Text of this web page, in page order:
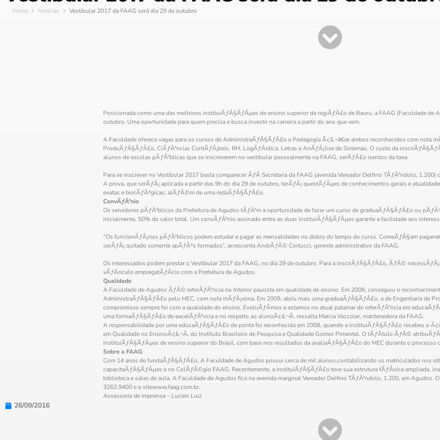
Home Notícias Vestibular 2017 da FAAG será dia 29 de outubro
Posicionada como uma das melhores instituiÃƒÂ§ÃƒÂµes de ensino superior da regiÃƒÂ£o de Bauru, a FAAG (Faculdade de
outubro. Uma oportunidade para quem precisa e busca investir na carreira a partir do ano que vem.
A Faculdade oferece vagas para os cursos de AdministraÃƒÂ§ÃƒÂ£o e Pedagogia Ã¢â‚¬â€œ ambos reconhecidos com nota
ProduÃƒÂ§ÃƒÂ£o, CiÃƒÂªncias ContÃƒÂ¡beis, RH, LogÃƒÂ­stica, Letras e AnÃƒÂ¡lise de Sistemas. O custo da
alunos de escolas pÃƒÂºblicas que se inscreverem no vestibular pessoalmente na FAAG, serÃƒÂ£o isentos da taxa.
Para se inscrever no Vestibular 2017 basta comparecer ÃƒÂ Secretaria da FAAG (avenida Vereador Delfino TÃƒÂªndolo,
A prova, que serÃƒÂ¡ aplicada a partir das 9h do dia 29 de outubro, terÃƒÂ¡ questÃƒÂµes de conhecimentos gerais e
exatas e biolÃƒÂ³gicas, alÃƒÂ©m de uma redaÃƒÂ§ÃƒÂ£o.
ConvÃƒÂªnio
Os servidores pÃƒÂºblicos da Prefeitura de Agudos tÃƒÂªm a oportunidade de fazer um curso de graduaÃƒÂ§ÃƒÂ£o ou
inicialmente, 50% do valor total. Um convÃƒÂªnio assinado entre as duas instituiÃƒÂ§ÃƒÂµes garante a facilidade aos
“Os funcionÃƒÂ¡rios pÃƒÂºblicos podem estudar e pagar as mensalidades no dobro do tempo do curso. ComeÃƒÂ§am
serÃƒÂ¡ quitado somente apÃƒÂ³s formados”, acrescenta AndrÃƒÂ© Cortucci, gerente administrativo da FAAG.
Os interessados podem prestar o Vestibular 2017 da FAAG, no dia 29 de outubro. Para a inscriÃƒÂ§ÃƒÂ£o, ÃƒÂ©
vÃƒÂ­nculo empregatÃƒÂ­cio com a Prefeitura de Agudos.
Qualidade
A Faculdade de Agudos ÃƒÂ© referÃƒÂªncia no Interior paulista em qualidade de ensino. Em 2008, conseguiu o
AdministraÃƒÂ§ÃƒÂ£o pelo MEC, com nota mÃƒÂ¡xima. Em 2009, abriu mais uma graduaÃƒÂ§ÃƒÂ£o, a de Engenharia de
compromisso sempre foi com a qualidade do ensino. EvoluÃƒÂ­mos e estamos no atual patamar de referÃƒÂªncia em
uma formaÃƒÂ§ÃƒÂ£o de excelÃƒÂªncia e no respeito ao alunoÃ¢â‚¬Â, ressalta Marcia Vazzoler, mantenedora da FAAG.
A responsabilidade por uma educaÃƒÂ§ÃƒÂ£o de ponta foi reconhecida em 2008, quando a instituiÃƒÂ§ÃƒÂ£o recebeu o
em Qualidade no EnsinoÃ¢â‚¬Â, do Instituto Brasileiro de Pesquisa e Qualidade Gomes Pimentel. O tÃƒÂ­tulo ÃƒÂ©
instituiÃƒÂ§ÃƒÂµes de ensino superior do Brasil, com base nos resultados da avaliaÃƒÂ§ÃƒÂ£o do MEC durante o processo
Sobre a FAAG
Com 14 anos de fundaÃƒÂ§ÃƒÂ£o, A Faculdade de Agudos possui cerca de mil alunos,contabilizando os matriculados nos
capacitaÃƒÂ§ÃƒÂµes e no ColÃƒÂ©gio FAAG. Recentemente, a instituiÃƒÂ§ÃƒÂ£o teve sua estrutura fÃƒÂ­sica ampliada,
biblioteca e salas de aula. A Faculdade de Agudos fica na avenida marginal Vereador Delfino TÃƒÂªndolo, 1.200, em Agudos.
3262.9400 e o sitewww.faag.com.br.
Assessoria de imprensa – Lucien Luiz
26/09/2016